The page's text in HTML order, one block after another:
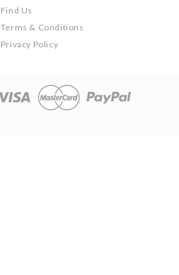
Find Us
Terms & Conditions
Privacy Policy